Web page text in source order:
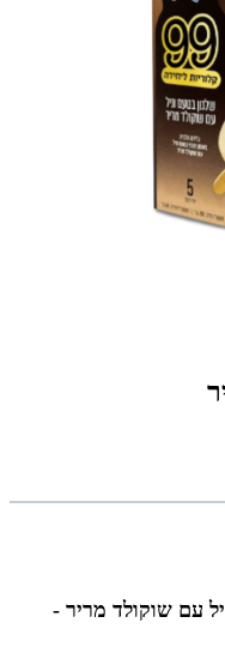
וניל עם שוקולד מריר -